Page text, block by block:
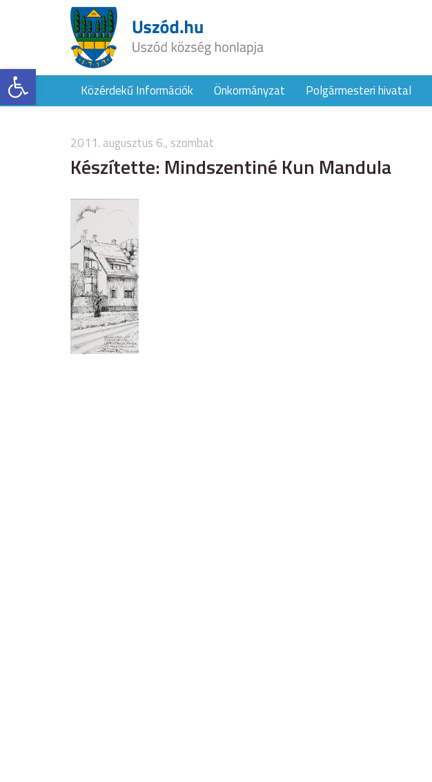
Eszköztár megnyitásaKözérdekű Információk Önkormányzat Polgármesteri hivatal
2011. augusztus 6., szombat
Készítette: Mindszentiné Kun Mandula